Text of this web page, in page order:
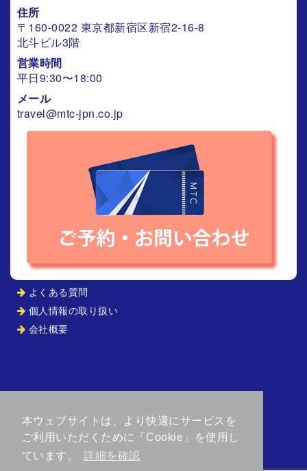
本ウェブサイトは、より快適にサービスを
ご利用いただくために「Cookie」を使用し
ています。
詳細を確認
住所
〒160-0022 東京都新宿区新宿2-16-8
北斗ビル3階
営業時間
平日9:30〜18:00
メール
travel@mtc-jpn.co.jp
よくある質問
個人情報の取り扱い
会社概要
© 2026 エムティーシージャパン